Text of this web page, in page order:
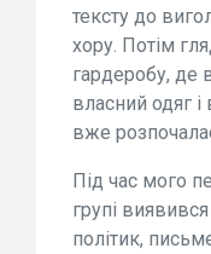
тексту до
хору. Потім
гардеробу, де
власний одяг і
вже
Під час мого
групі
політик,